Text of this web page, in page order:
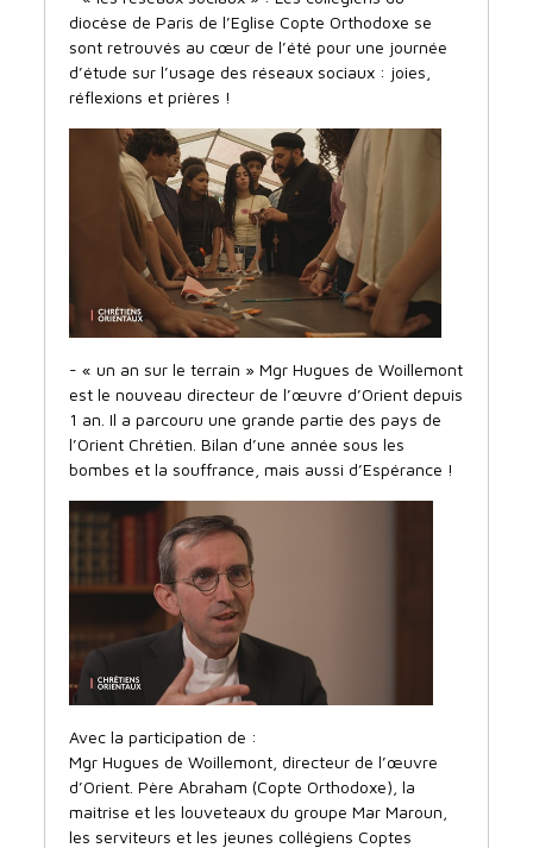
diocèse de Paris de l’Eglise Copte Orthodoxe se
sont retrouvés au cœur de l’été pour une journée
d’étude sur l’usage des réseaux sociaux : joies,
réflexions et prières !
- « un an sur le terrain » Mgr Hugues de Woillemont
est le nouveau directeur de l’œuvre d’Orient depuis
1 an. Il a parcouru une grande partie des pays de
l’Orient Chrétien. Bilan d’une année sous les
bombes et la souffrance, mais aussi d’Espérance !
Avec la participation de :
Mgr Hugues de Woillemont, directeur de l’œuvre
d’Orient. Père Abraham (Copte Orthodoxe), la
maitrise et les louveteaux du groupe Mar Maroun,
les serviteurs et les jeunes collégiens Coptes